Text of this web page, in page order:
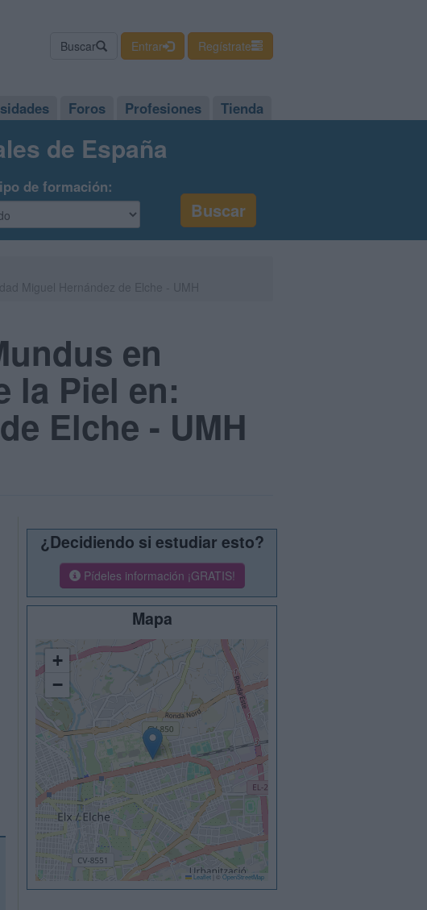
Buscar Entrar Regístrate
Foros Profesiones Tienda
de España
de formación:
en
la Piel en:
Elche - UMH
¿Decidiendo si estudiar esto?
Pídeles información ¡GRATIS!
Mapa
+
−
Leaflet © OpenStreetMap